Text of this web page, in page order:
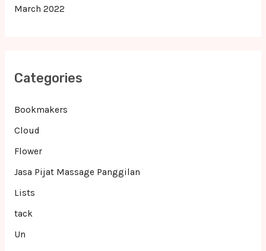
March 2022
Categories
Bookmakers
Cloud
Flower
Jasa Pijat Massage Panggilan
Lists
tack
Un